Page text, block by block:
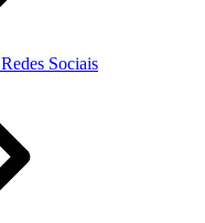
Redes Sociais